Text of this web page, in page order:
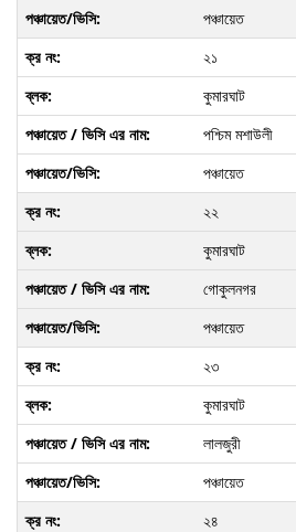
পঞ্চায়েত
২১
কুমারঘাট
পশ্চিম মশাউলী
পঞ্চায়েত
২২
কুমারঘাট
গোকুলনগর
পঞ্চায়েত
২৩
কুমারঘাট
লালজুরী
পঞ্চায়েত
২৪